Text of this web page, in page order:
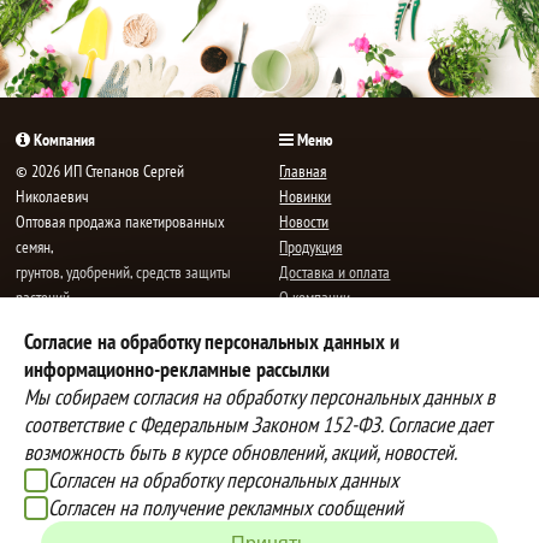
Согласие на обработку персональных данных и
информационно-рекламные рассылки
Мы собираем согласия на обработку персональных данных в
соответствие с Федеральным Законом 152-ФЗ. Согласие дает
возможность быть в курсе обновлений, акций, новостей.
Согласен на обработку персональных данных
Согласен на получение рекламных сообщений
Компания
© 2026 ИП Степанов Сергей
Николаевич
Oптовая продажа пакетированных
семян,
грунтов, удобрений, средств защиты
растений.
E-mail:mail@semenauspeha.ru
Телефон: +7 (8352) 28-80-34
Адрес: г. Чебоксары, пр. Мира 76 А
Меню
Главная
Новинки
Новости
Продукция
Доставка и оплата
О компании
Контакты
Способы оплаты
Вы можете оплатить покупки
Доставка
Наша компания осуществляет